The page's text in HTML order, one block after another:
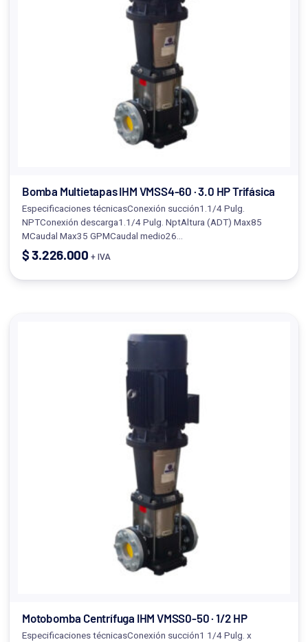
Bomba Multietapas IHM VMSS4-60 · 3.0 HP Trifásica
Especificaciones técnicasConexión succión1.1/4 Pulg.
NPTConexión descarga1.1/4 Pulg. NptAltura (ADT) Max85
MCaudal Max35 GPMCaudal medio26…
$3.226.000 + IVA
Motobomba Centrífuga IHM VMSS0-50 · 1/2 HP
Especificaciones técnicasConexión succión1 1/4 Pulg. x